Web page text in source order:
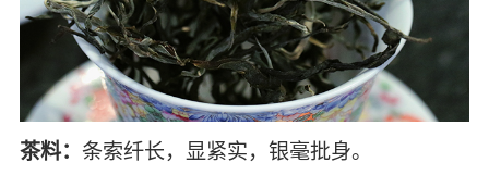
茶料： 条索纤长，显紧实，银毫批身。